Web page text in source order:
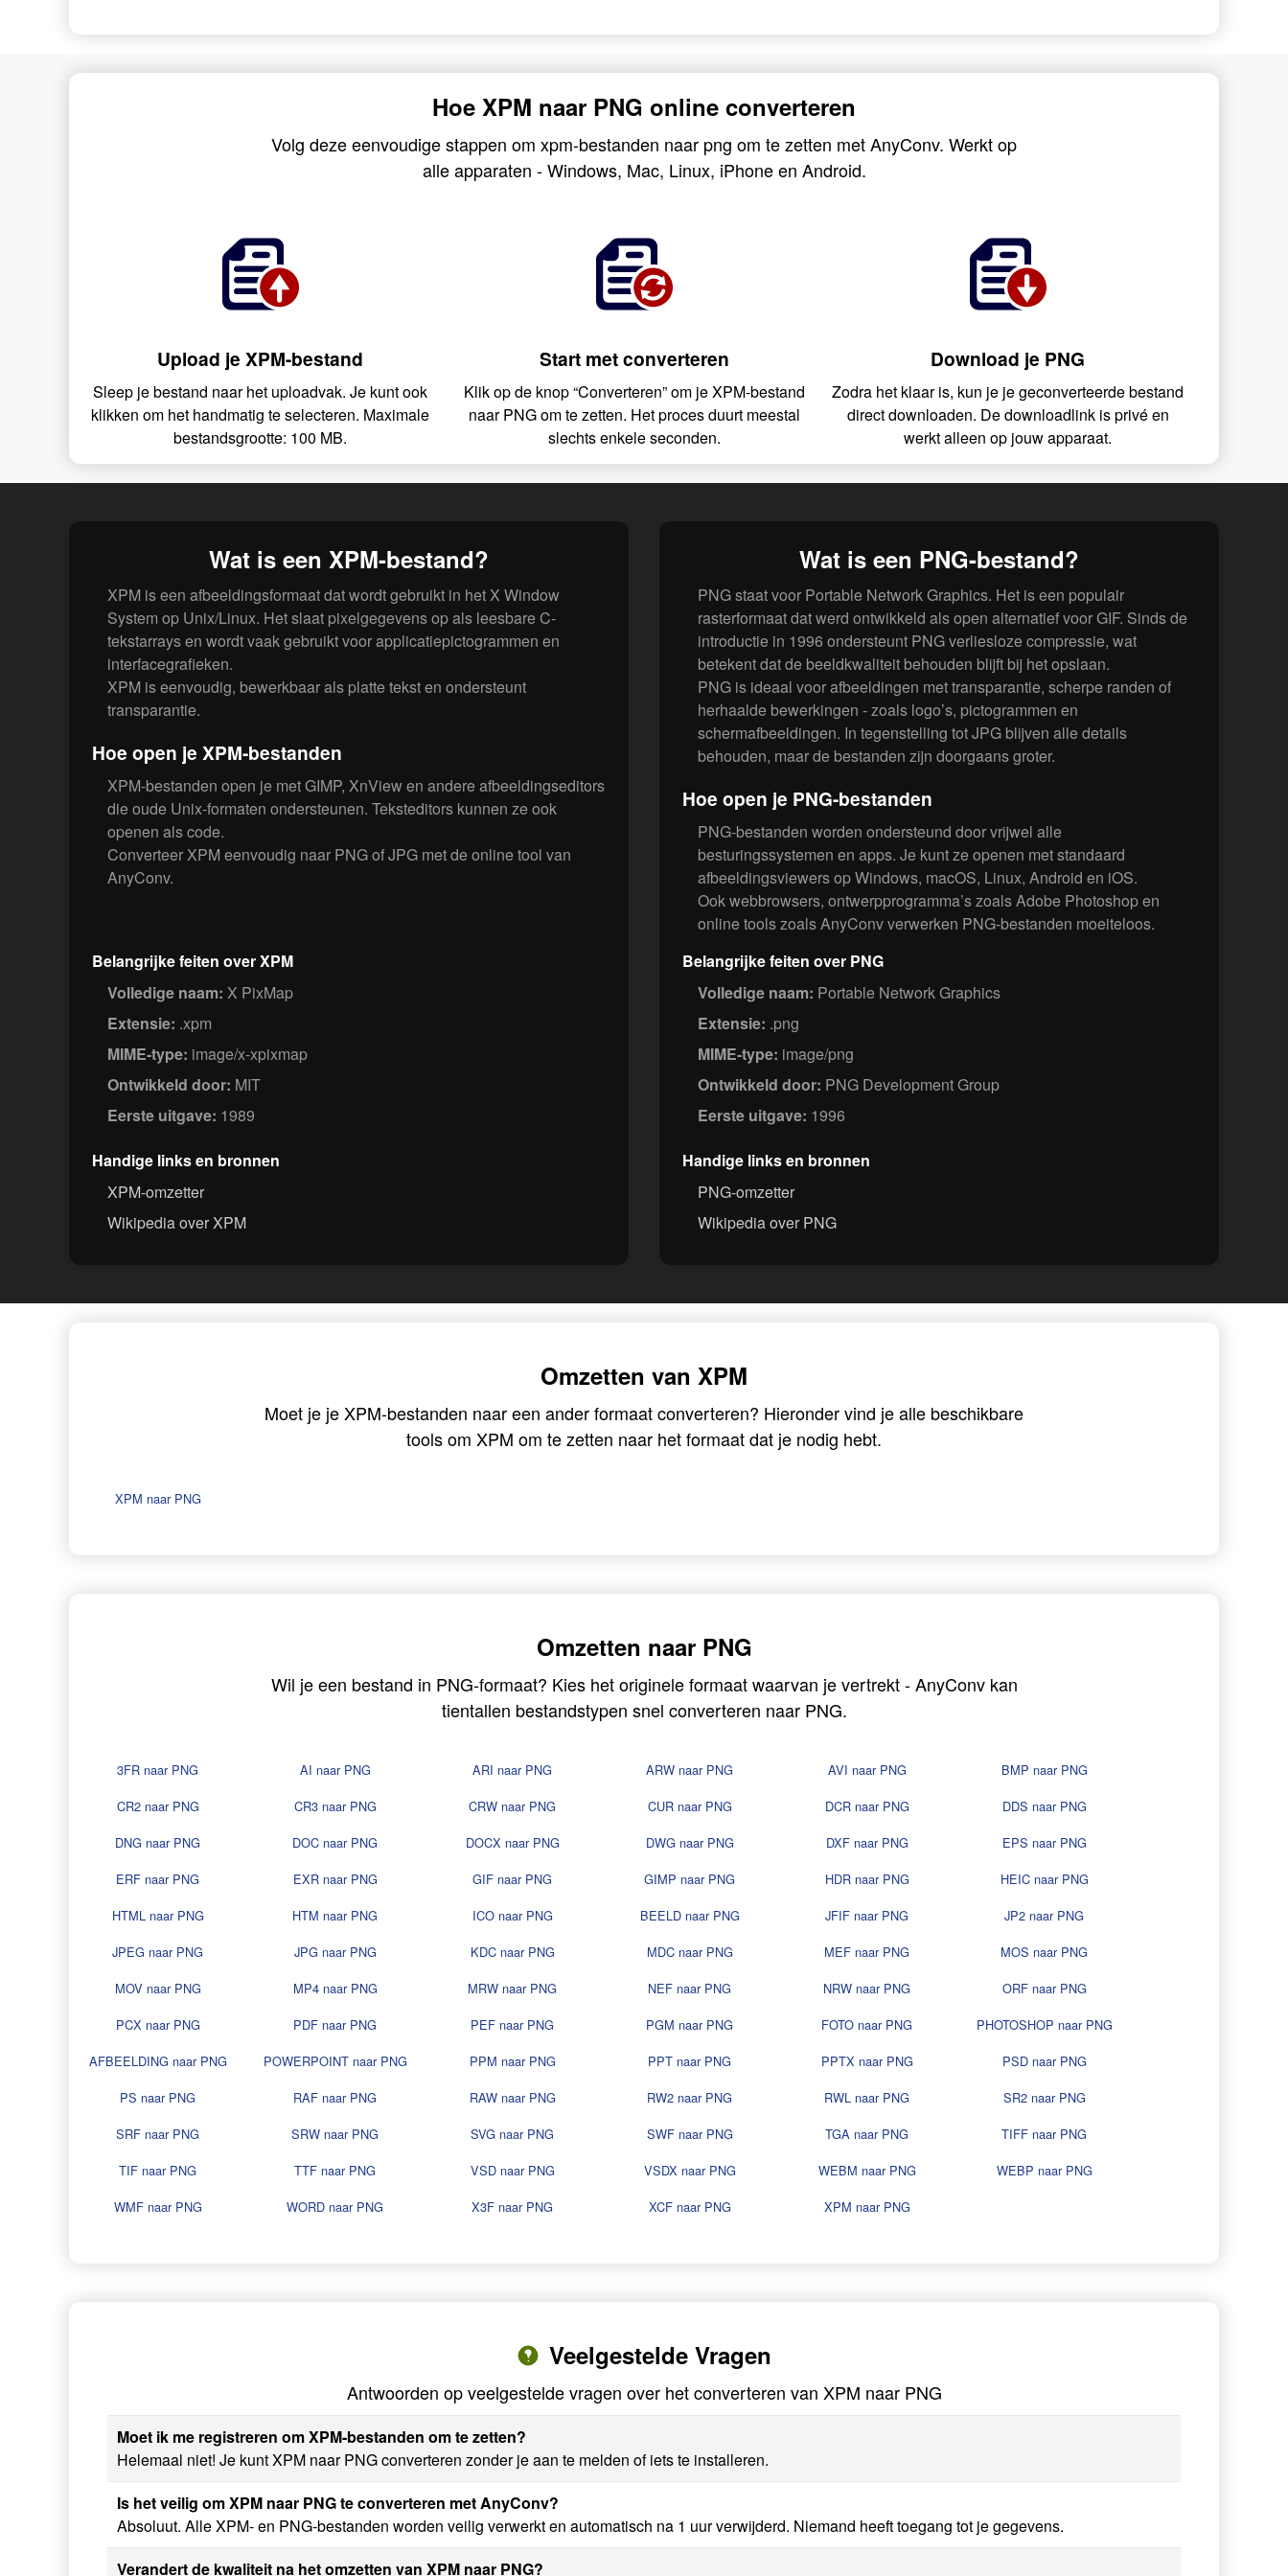
Hoe XPM naar PNG online converteren
Volg deze eenvoudige stappen om xpm-bestanden naar png om te zetten met AnyConv. Werkt op
alle apparaten - Windows, Mac, Linux, iPhone en Android.
Upload je XPM-bestand
Sleep je bestand naar het uploadvak. Je kunt ook
klikken om het handmatig te selecteren. Maximale
bestandsgrootte: 100 MB.
Start met converteren
Klik op de knop “Converteren” om je XPM-bestand
naar PNG om te zetten. Het proces duurt meestal
slechts enkele seconden.
Download je PNG
Zodra het klaar is, kun je je geconverteerde bestand
direct downloaden. De downloadlink is privé en
werkt alleen op jouw apparaat.
Wat is een XPM-bestand?
XPM is een afbeeldingsformaat dat wordt gebruikt in het X Window
System op Unix/Linux. Het slaat pixelgegevens op als leesbare C-
tekstarrays en wordt vaak gebruikt voor applicatiepictogrammen en
interfacegrafieken.
XPM is eenvoudig, bewerkbaar als platte tekst en ondersteunt
transparantie.
Hoe open je XPM-bestanden
XPM-bestanden open je met GIMP, XnView en andere afbeeldingseditors
die oude Unix-formaten ondersteunen. Teksteditors kunnen ze ook
openen als code.
Converteer XPM eenvoudig naar PNG of JPG met de online tool van
AnyConv.
Belangrijke feiten over XPM
Volledige naam: X PixMap
Extensie: .xpm
MIME-type: image/x-xpixmap
Ontwikkeld door: MIT
Eerste uitgave: 1989
Handige links en bronnen
XPM-omzetter
Wikipedia over XPM
Wat is een PNG-bestand?
PNG staat voor Portable Network Graphics. Het is een populair
rasterformaat dat werd ontwikkeld als open alternatief voor GIF. Sinds de
introductie in 1996 ondersteunt PNG verliesloze compressie, wat
betekent dat de beeldkwaliteit behouden blijft bij het opslaan.
PNG is ideaal voor afbeeldingen met transparantie, scherpe randen of
herhaalde bewerkingen - zoals logo’s, pictogrammen en
schermafbeeldingen. In tegenstelling tot JPG blijven alle details
behouden, maar de bestanden zijn doorgaans groter.
Hoe open je PNG-bestanden
PNG-bestanden worden ondersteund door vrijwel alle
besturingssystemen en apps. Je kunt ze openen met standaard
afbeeldingsviewers op Windows, macOS, Linux, Android en iOS.
Ook webbrowsers, ontwerpprogramma’s zoals Adobe Photoshop en
online tools zoals AnyConv verwerken PNG-bestanden moeiteloos.
Belangrijke feiten over PNG
Volledige naam: Portable Network Graphics
Extensie: .png
MIME-type: image/png
Ontwikkeld door: PNG Development Group
Eerste uitgave: 1996
Handige links en bronnen
PNG-omzetter
Wikipedia over PNG
Omzetten van XPM
Moet je je XPM-bestanden naar een ander formaat converteren? Hieronder vind je alle beschikbare
tools om XPM om te zetten naar het formaat dat je nodig hebt.
XPM naar PNG
Omzetten naar PNG
Wil je een bestand in PNG-formaat? Kies het originele formaat waarvan je vertrekt - AnyConv kan
tientallen bestandstypen snel converteren naar PNG.
3FR naar PNG AI naar PNG ARI naar PNG ARW naar PNG AVI naar PNG
BMP naar PNG
CR2 naar PNG
CR3 naar PNG CRW naar PNG CUR naar PNG DCR naar PNG
DDS naar PNG
DNG naar PNG
DOC naar PNG DOCX naar PNG DWG naar PNG DXF naar PNG
EPS naar PNG
ERF naar PNG
EXR naar PNG GIF naar PNG GIMP naar PNG HDR naar PNG
HEIC naar PNG
HTML naar PNG
HTM naar PNG ICO naar PNG BEELD naar PNG JFIF naar PNG
JP2 naar PNG
JPEG naar PNG
JPG naar PNG KDC naar PNG MDC naar PNG MEF naar PNG
MOS naar PNG
MOV naar PNG
MP4 naar PNG MRW naar PNG NEF naar PNG NRW naar PNG
ORF naar PNG
PCX naar PNG
PDF naar PNG PEF naar PNG PGM naar PNG FOTO naar PNG
PHOTOSHOP naar PNG
AFBEELDING naar PNG
POWERPOINT naar PNG PPM naar PNG PPT naar PNG PPTX naar PNG
PSD naar PNG
PS naar PNG
RAF naar PNG RAW naar PNG RW2 naar PNG RWL naar PNG
SR2 naar PNG
SRF naar PNG
SRW naar PNG SVG naar PNG SWF naar PNG TGA naar PNG
TIFF naar PNG
TIF naar PNG
TTF naar PNG VSD naar PNG VSDX naar PNG WEBM naar PNG
WEBP naar PNG
WMF naar PNG
WORD naar PNG X3F naar PNG XCF naar PNG XPM naar PNG
Veelgestelde Vragen
Antwoorden op veelgestelde vragen over het converteren van XPM naar PNG
Moet ik me registreren om XPM-bestanden om te zetten?
Helemaal niet! Je kunt XPM naar PNG converteren zonder je aan te melden of iets te installeren.
Is het veilig om XPM naar PNG te converteren met AnyConv?
Absoluut. Alle XPM- en PNG-bestanden worden veilig verwerkt en automatisch na 1 uur verwijderd. Niemand heeft toegang tot je gegevens.
Verandert de kwaliteit na het omzetten van XPM naar PNG?